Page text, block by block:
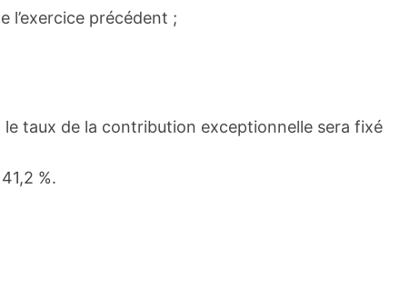
l’exercice précédent ;
taux de la contribution exceptionnelle sera fixé
%.